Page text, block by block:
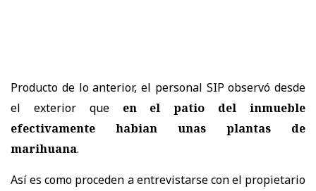
Producto de lo anterior, el personal SIP observó desde
el exterior que en el patio del inmueble
efectivamente habian unas plantas de
marihuana.
Así es como proceden a entrevistarse con el propietario